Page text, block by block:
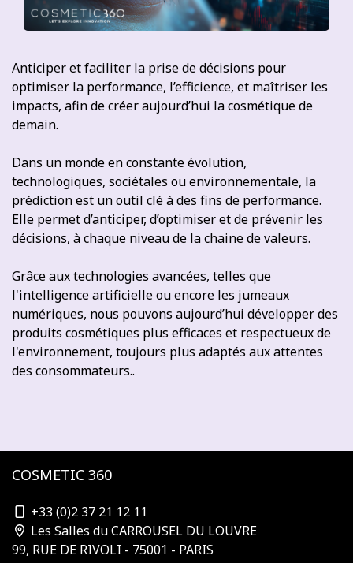
Anticiper et faciliter la prise de décisions pour
optimiser la performance, l’efficience, et maîtriser les
impacts, afin de créer aujourd’hui la cosmétique de
demain.
Dans un monde en constante évolution,
technologiques, sociétales ou environnementale, la
prédiction est un outil clé à des fins de performance.
Elle permet d’anticiper, d’optimiser et de prévenir les
décisions, à chaque niveau de la chaine de valeurs.
Grâce aux technologies avancées, telles que
l'intelligence artificielle ou encore les jumeaux
numériques, nous pouvons aujourd’hui développer des
produits cosmétiques plus efficaces et respectueux de
l'environnement, toujours plus adaptés aux attentes
des consommateurs..
COSMETIC 360
+33 (0)2 37 21 12 11
Les Salles du CARROUSEL DU LOUVRE
99, RUE DE RIVOLI - 75001 - PARIS